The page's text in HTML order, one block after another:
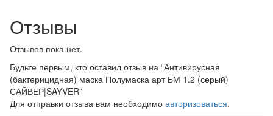
Отзывы
Отзывов пока нет.
Будьте первым, кто оставил отзыв на “Антивирусная
(бактерицидная) маска Полумаска арт БМ 1.2 (серый)
САЙВЕР|SAYVER”
Для отправки отзыва вам необходимо авторизоваться.